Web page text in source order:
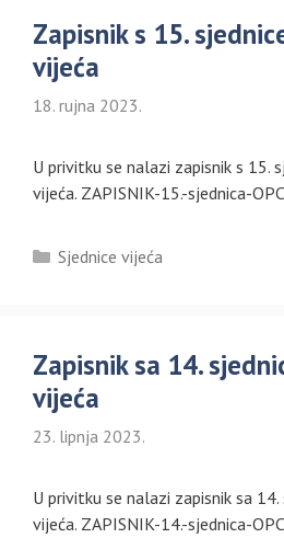
Zapisnik s 15.
vijeća
18. rujna 2023.
U privitku se nalazi zapisnik s 15.
vijeća. ZAPISNIK-15.-sjednica-
Kategorije
Sjednice vijeća
Zapisnik sa 14.
vijeća
23. lipnja 2023.
U privitku se nalazi zapisnik sa 14.
vijeća. ZAPISNIK-14.-sjednica-